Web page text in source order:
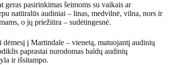
pasirinkimas šeimoms su vaikais ar
natūralūs audiniai – linas, medvilnė, vilna, nors ir
o jų priežiūra – sudėtingesnė.
į Martindale – vienetą, matuojantį audinių
paprastai nurodomas baldų audinių
ir išsitampo.